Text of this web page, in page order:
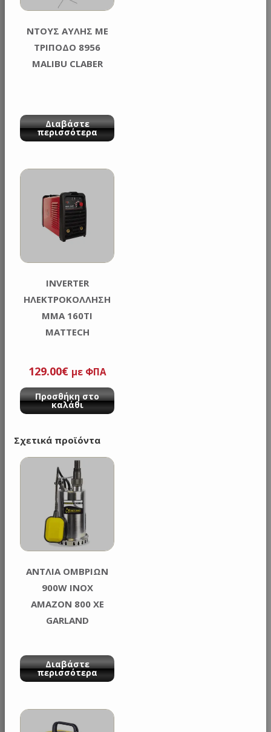
ΝΤΟΥΣ ΑΥΛΗΣ ΜΕ
ΤΡΙΠΟΔΟ 8956
MALIBU CLABER
Διαβάστε
περισσότερα
INVERTER
ΗΛΕΚΤΡΟΚΟΛΛΗΣΗ
MMA 160TI
MATTECH
129.00€ με ΦΠΑ
Προσθήκη στο
καλάθι
Σχετικά προϊόντα
ANTΛΙΑ ΟΜΒΡΙΩΝ
900W INOX
AMAZON 800 XE
GARLAND
Διαβάστε
περισσότερα